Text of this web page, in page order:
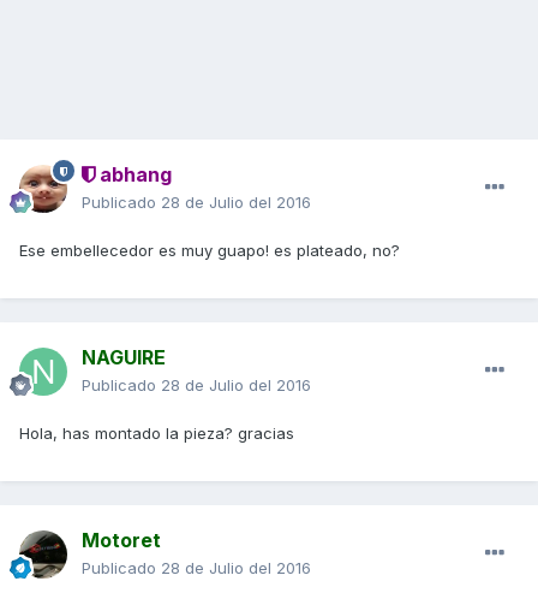
abhang
Publicado 28 de Julio del 2016
Ese embellecedor es muy guapo! es plateado, no?
NAGUIRE
Publicado 28 de Julio del 2016
Hola, has montado la pieza? gracias
Motoret
Publicado 28 de Julio del 2016